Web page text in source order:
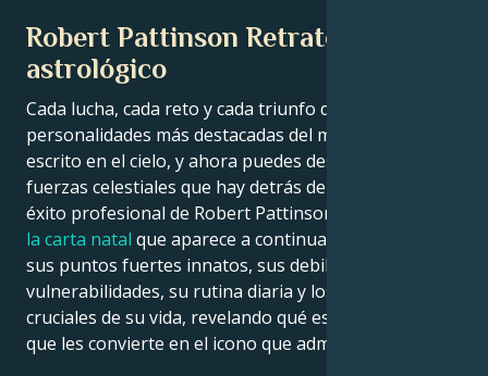
Robert Pattinson Retrato
astrológico
Cada lucha, cada reto y cada triunfo de las
personalidades más destacadas del mundo está
escrito en el cielo, y ahora puedes descifrar las
fuerzas celestiales que hay detrás del encanto y el
éxito profesional de Robert Pattinson.
la carta natal que aparece a continuación describe
sus puntos fuertes innatos, sus debilidades, sus
vulnerabilidades, su rutina diaria y los momentos
cruciales de su vida, revelando qué es exactamente lo
que les convierte en el icono que admiramos.